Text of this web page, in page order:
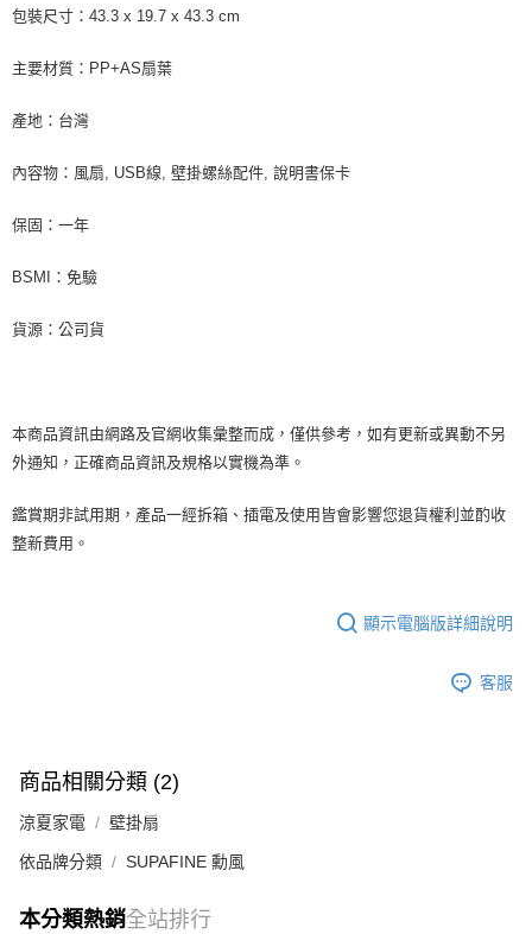
包裝尺寸：43.3 x 19.7 x 43.3 cm
主要材質：PP+AS扇葉
產地：台灣
內容物：風扇, USB線, 壁掛螺絲配件, 說明書保卡
保固：一年
BSMI：免驗
貨源：公司貨
本商品資訊由網路及官網收集彙整而成，僅供參考，如有更新或異動不另
外通知，正確商品資訊及規格以實機為準。
鑑賞期非試用期，產品一經拆箱、插電及使用皆會影響您退貨權利並酌收
整新費用。
顯示電腦版詳細說明
客服
商品相關分類 (2)
涼夏家電 壁掛扇
依品牌分類 SUPAFINE 勳風
本分類熱銷全站排行